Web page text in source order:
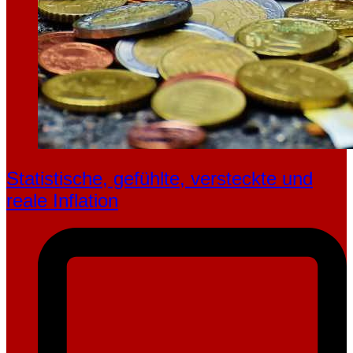
Statistische, gefühlte, ver­steckte und
reale Inflation